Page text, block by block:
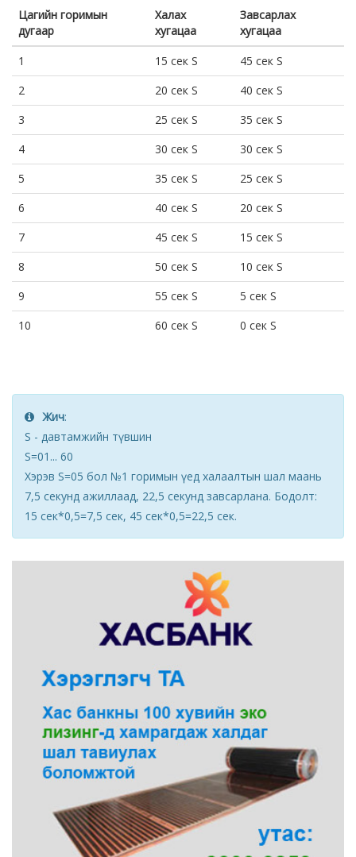
Цагийн горимын
дугаар
Халах
хугацаа
Завсарлах
хугацаа
1
15 сек S
45 сек S
2
20 сек S
40 сек S
3
25 сек S
35 сек S
4
30 сек S
30 сек S
5
35 сек S
25 сек S
6
40 сек S
20 сек S
7
45 сек S
15 сек S
8
50 сек S
10 сек S
9
55 сек S
5 сек S
10
60 сек S 0 сек S
Жич:
S - давтамжийн түвшин
S=01... 60
Хэрэв S=05 бол №1 горимын үед халаалтын шал маань
7,5 секунд ажиллаад, 22,5 секунд завсарлана. Бодолт:
15 сек*0,5=7,5 сек, 45 сек*0,5=22,5 сек.